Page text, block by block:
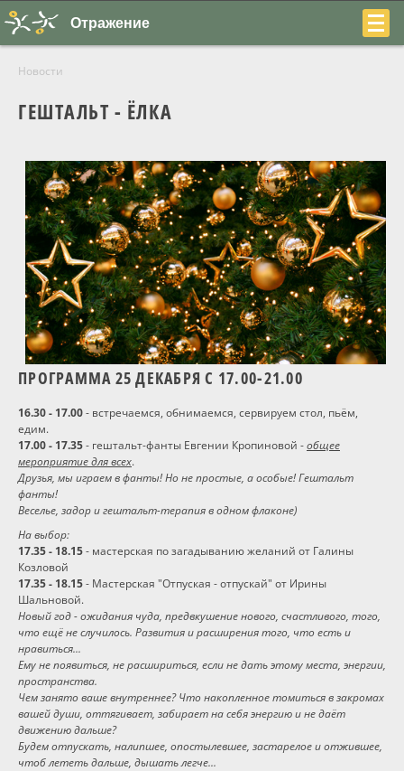
+7
(831)
230-
22-
04
О центре
Программы
Вебинары
Персоналии
Статьи
Новости
Контакты
Отражение
Новости
ГЕШТАЛЬТ - ЁЛКА
ПРОГРАММА 25 ДЕКАБРЯ С 17.00-21.00
16.30 - 17.00- встречаемся, обнимаемся, сервируем стол, пьём,
едим.
17.00 - 17.35- гештальт-фанты Евгении Кропиновой -общее
мероприятие для всех.
Друзья, мы играем в фанты! Но не простые, а особые! Гештальт
фанты!
Веселье, задор и гештальт-терапия в одном флаконе)
На выбор:
17.35 - 18.15- мастерская по загадыванию желаний от Галины
Козловой
17.35 - 18.15- Мастерская "Отпуская - отпускай" от Ирины
Шальновой.
Новый год - ожидания чуда, предвкушение нового, счастливого, того,
что ещё не случилось. Развития и расширения того, что есть и
нравиться...
Ему не появиться, не расшириться, если не дать этому места, энергии,
пространства.
Чем занято ваше внутреннее? Что накопленное томиться в закромах
вашей души, оттягивает, забирает на себя энергию и не даёт
движению дальше?
Будем отпускать, налипшее, опостылевшее, застарелое и отжившее,
чтоб лететь дальше, дышать легче...